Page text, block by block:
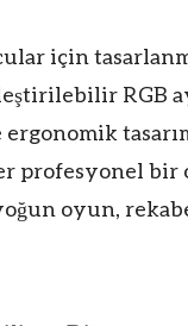
için
RGB
ergonomik
profesyonel
oyun,